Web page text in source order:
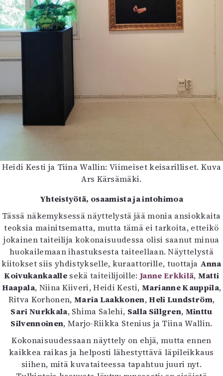
Heidi Kesti ja Tiina Wallin: Viimeiset keisarilliset. Kuva
Ars Kärsämäki.
Yhteistyötä, osaamista ja intohimoa
Tässä näkemyksessä näyttelystä jää monia ansiokkaita
teoksia mainitsematta, mutta tämä ei tarkoita, etteikö
jokainen taiteilija kokonaisuudessa olisi saanut minua
huokailemaan ihastuksesta taiteellaan. Näyttelystä
kiitokset siis yhdistykselle, kuraattorille, tuottaja Anna
Koivukankaalle sekä taiteilijoille:Janne Erkkilä, Matti
Haapala, Niina Kiiveri, Heidi Kesti, Marianne Kauppila,
Ritva Korhonen, Maria Laakkonen,Heli Lundström,
Sari Nurkkala, Shima Salehi, Salla Sillgren, Minttu
Silvennoinen, Marjo-Riikka Stenius ja Tiina Wallin.
Kokonaisuudessaan näyttely on ehjä, mutta ennen
kaikkea raikas ja helposti lähestyttävä läpileikkaus
siihen, mitä kuvataiteessa tapahtuu juuri nyt.